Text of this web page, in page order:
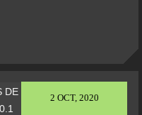
2 OCT, 2020
DE